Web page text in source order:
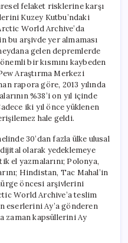
Türkiye
Neden
Yok?
için
felaket risklerine karşı
Kuzey Kutbu’ndaki
World Archive’da
bu arşivde yer almaması
gelen depremlerde
bir kısmını kaybeden
Araştırma Merkezi
rapora göre, 2013 yılında
%38’i on yıl içinde
iki yıl önce yüklenen
hale geldi.
30’dan fazla ülke ulusal
olarak yedeklemeye
el yazmalarını; Polonya,
Hindistan, Tac Mahal’in
öncesi arşivlerini
World Archive’a teslim
eserlerini Ay’a gönderen
zaman kapsüllerini Ay